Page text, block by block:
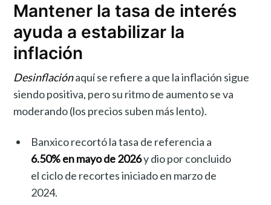
Mantener la tasa de interés
ayuda a estabilizar la
inflación
Desinflaciónaquí se refiere a que la inflación sigue
siendo positiva, pero su ritmo de aumento se va
moderando (los precios suben más lento).
Banxico recortó la tasa de referencia a
6.50% en mayo de 2026y dio por concluido
el ciclo de recortes iniciado en marzo de
2024.